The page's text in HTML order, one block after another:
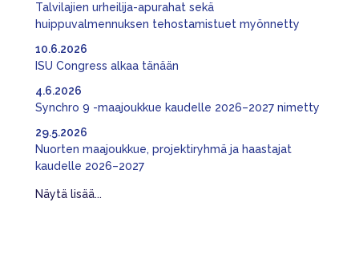
Talvilajien urheilija-apurahat sekä
huippuvalmennuksen tehostamistuet myönnetty
ISU Congress alkaa tänään
10.6.2026
Synchro 9 -maajoukkue kaudelle 2026–2027 nimetty
4.6.2026
Nuorten maajoukkue, projektiryhmä ja haastajat
kaudelle 2026–2027
29.5.2026
Näytä lisää...